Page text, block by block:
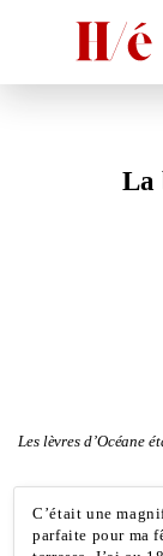
La
Les lèvres d’Océane
C’était une
parfaite pour ma